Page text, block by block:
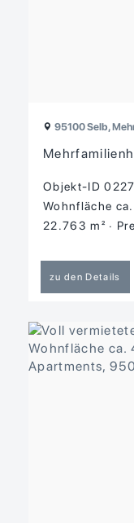
95100 Selb,
Objekt-ID
Wohnfläche
22.763 m²
zu den Details